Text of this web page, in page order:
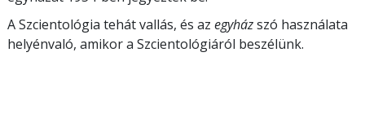
A Szcientológia tehát vallás, és az egyházszó használata
helyénvaló, amikor a Szcientológiáról beszélünk.